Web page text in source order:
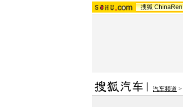
搜狐 ChinaRen
汽车频道 >